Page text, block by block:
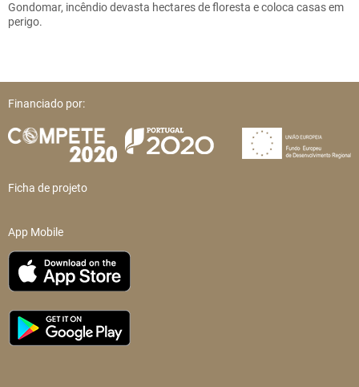
Gondomar, incêndio devasta hectares de floresta e coloca casas em
perigo.
Financiado por:
Ficha de projeto
App Mobile